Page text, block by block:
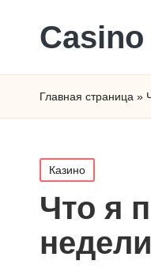
Сasino
Главная страница »
Posted
in
Казино
Что я